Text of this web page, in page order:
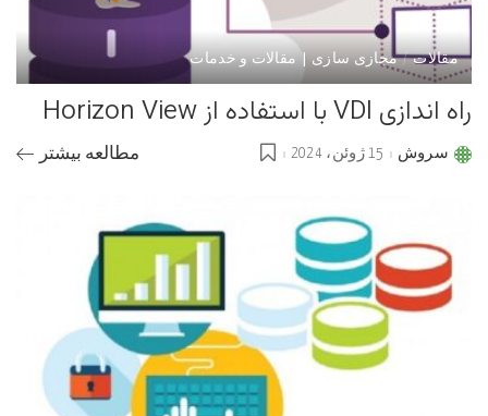
مقالات مجازی سازی | مقالات و خدمات
راه اندازی VDI با استفاده از Horizon View
Postedسروش 15 ژوئن، 2024 مطالعه بیشتر